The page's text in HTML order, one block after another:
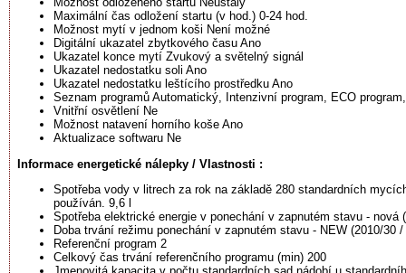
Maximální čas odložení startu (v hod.) 0-24 hod.
Možnost mytí v jednom koši Není možné
Digitální ukazatel zbytkového času Ano
Ukazatel konce mytí Zvukový a světelný signál
Ukazatel nedostatku soli Ano
Ukazatel nedostatku leštícího prostředku Ano
Seznam programů Automatický, Intenzivní program, ECO
Vnitřní osvětlení Ne
Možnost natavení horního koše Ano
Aktualizace softwaru Ne
Informace energetické nálepky / Vlastnosti :
Spotřeba vody v litrech za rok na základě 280 standardních
používán. 9,6 l
Spotřeba elektrické energie v ponechání v zapnutém stavu - nová
Doba trvání režimu ponechání v zapnutém stavu - NEW (2010/30
Referenční program 2
Celkový čas trvání referenčního programu (min) 200